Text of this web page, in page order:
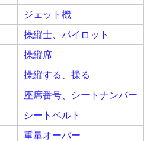
ジェット機
操縦士、パイロット
操縦席
操縦する、操る
座席番号、シートナンバー
シートベルト
重量オーバー